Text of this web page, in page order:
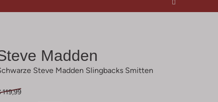
Madden
Steve Madden Slingbacks Smitten
119,99